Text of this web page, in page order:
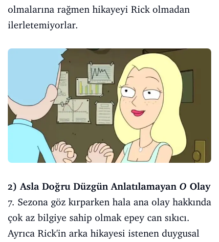
olmalarına rağmen hikayeyi Rick olmadan
ilerletemiyorlar.
2) Asla Doğru Düzgün Anlatılamayan O Olay
7. Sezona göz kırparken hala ana olay hakkında
çok az bilgiye sahip olmak epey can sıkıcı.
Ayrıca Rick'in arka hikayesi istenen duygusal